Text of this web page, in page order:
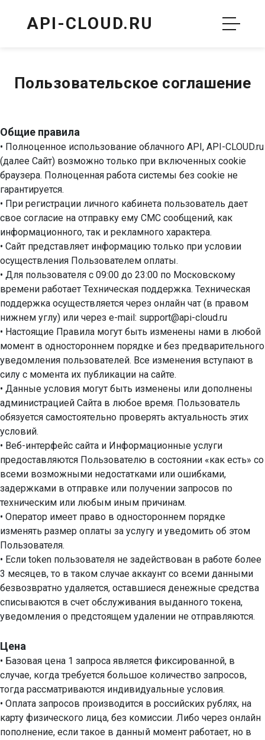
API-CLOUD.RU
Пользовательское соглашение
Общие правила
• Полноценное использование облачного API, API-CLOUD.ru
(далее Сайт) возможно только при включенных cookie
браузера. Полноценная работа системы без cookie не
гарантируется.
• При регистрации личного кабинета пользователь дает
свое согласие на отправку ему СМС сообщений, как
информационного, так и рекламного характера.
• Сайт представляет информацию только при условии
осуществления Пользователем оплаты.
• Для пользователя с 09:00 до 23:00 по Московскому
времени работает Техническая поддержка. Техническая
поддержка осуществляется через онлайн чат (в правом
нижнем углу) или через e-mail: support@api-cloud.ru
• Настоящие Правила могут быть изменены нами в любой
момент в одностороннем порядке и без предварительного
уведомления пользователей. Все изменения вступают в
силу с момента их публикации на сайте.
• Данные условия могут быть изменены или дополнены
администрацией Сайта в любое время. Пользователь
обязуется самостоятельно проверять актуальность этих
условий.
• Веб-интерфейс сайта и Информационные услуги
предоставляются Пользователю в состоянии «как есть» со
всеми возможными недостатками или ошибками,
задержками в отправке или получении запросов по
техническим или любым иным причинам.
• Оператор имеет право в одностороннем порядке
изменять размер оплаты за услугу и уведомить об этом
Пользователя.
• Если token пользователя не задействован в работе более
3 месяцев, то в таком случае аккаунт со всеми данными
безвозвратно удаляется, оставшиеся денежные средства
списываются в счет обслуживания выданного токена,
уведомления о предстоящем удалении не отправляются.
Цена
• Базовая цена 1 запроса является фиксированной, в
случае, когда требуется большое количество запросов,
тогда рассматриваются индивидуальные условия.
• Оплата запросов производится в российских рублях, на
карту физического лица, без комиссии. Либо через онлайн
пополнение, если такое в данный момент работает, но в